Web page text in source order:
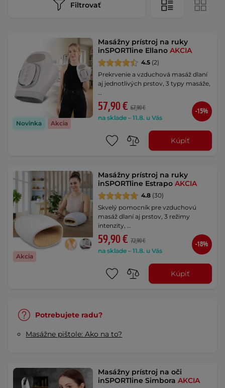
Filtrovať
Novinka Akcia
Masážny prístroj na ruky
inSPORTline EllanoAKCIA
4.5 (2)
Prekrvenie a vzduchová masáž dlaní
aj jednotlivých prstov, 3 typy masáže,
…
57,90 € 67,90 €
na sklade – 11.8. u Vás
-15%
Kúpiť
Akcia
Masážny prístroj na ruky
inSPORTline EstrapoAKCIA
4.8 (30)
Skvelý pomocník pre vzduchovú
masáž dlaní aj prstov, 3 režimy
intenzity, …
59,90 € 72,90 €
na sklade – 11.8. u Vás
-18%
Kúpiť
Potrebujete radu?
Masážne pištole: Ako na to?
Masážny prístroj na oči
inSPORTline SimboraAKCIA